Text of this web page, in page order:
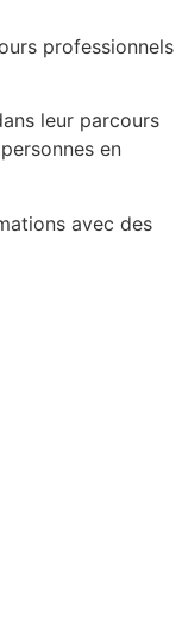
professionnels
leur parcours
en
avec des